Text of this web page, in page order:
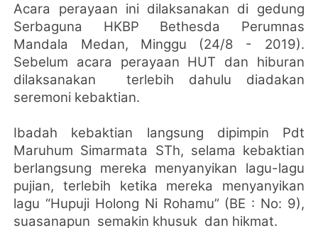
Acara perayaan ini dilaksanakan di gedung
Serbaguna HKBP Bethesda Perumnas
Mandala Medan, Minggu (24/8 - 2019).
Sebelum acara perayaan HUT dan hiburan
dilaksanakan
terlebih dahulu diadakan
seremoni kebaktian.
Ibadah kebaktian langsung dipimpin Pdt
Maruhum Simarmata STh, selama kebaktian
berlangsung mereka menyanyikan lagu-lagu
pujian, terlebih ketika mereka menyanyikan
lagu “Hupuji Holong Ni Rohamu” (BE : No: 9),
suasanapun semakin khusuk dan hikmat.